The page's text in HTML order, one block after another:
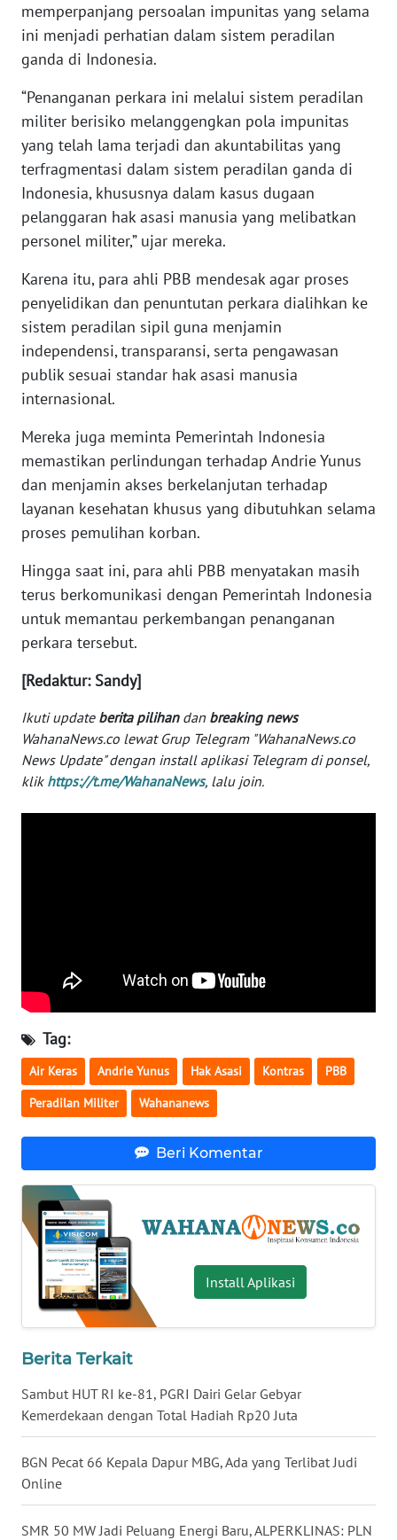
memperpanjang persoalan impunitas yang selama
ini menjadi perhatian dalam sistem peradilan
ganda di Indonesia.
“Penanganan perkara ini melalui sistem peradilan
militer berisiko melanggengkan pola impunitas
yang telah lama terjadi dan akuntabilitas yang
terfragmentasi dalam sistem peradilan ganda di
Indonesia, khususnya dalam kasus dugaan
pelanggaran hak asasi manusia yang melibatkan
personel militer,” ujar mereka.
Karena itu, para ahli PBB mendesak agar proses
penyelidikan dan penuntutan perkara dialihkan ke
sistem peradilan sipil guna menjamin
independensi, transparansi, serta pengawasan
publik sesuai standar hak asasi manusia
internasional.
Mereka juga meminta Pemerintah Indonesia
memastikan perlindungan terhadap Andrie Yunus
dan menjamin akses berkelanjutan terhadap
layanan kesehatan khusus yang dibutuhkan selama
proses pemulihan korban.
Hingga saat ini, para ahli PBB menyatakan masih
terus berkomunikasi dengan Pemerintah Indonesia
untuk memantau perkembangan penanganan
perkara tersebut.
[Redaktur: Sandy]
Ikuti update berita pilihandan breaking news
WahanaNews.co lewat Grup Telegram "WahanaNews.co
News Update" dengan install aplikasi Telegram di ponsel,
klik https://t.me/WahanaNews, lalu join.
Tag:
Air Keras Andrie Yunus Hak Asasi Kontras PBB
Peradilan Militer Wahananews
Beri Komentar
Install Aplikasi
Berita Terkait
Sambut HUT RI ke-81, PGRI Dairi Gelar Gebyar
Kemerdekaan dengan Total Hadiah Rp20 Juta
BGN Pecat 66 Kepala Dapur MBG, Ada yang Terlibat Judi
Online
SMR 50 MW Jadi Peluang Energi Baru, ALPERKLINAS: PLN
WN
KALTARA
KALSEL
WN
KALTIM
WN
WN
GORONTALO
WN
SULUT
MALUKU
WN
WN
DANAU
TOBA
NIAS
WN
LANGKAT
WN
KARO
WN
SIMALUNGUN
WN
TAPANULI
TENGAH
WN DELI
SERDANG
TEBING
WN
PAKPAK
WN
KARAWANG